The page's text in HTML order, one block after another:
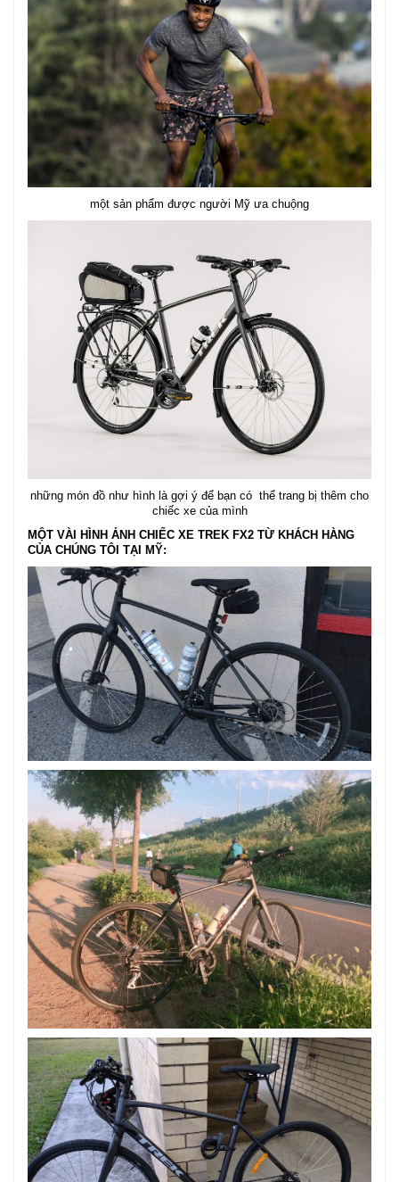
một sản phẩm được người Mỹ ưa chuộng
những món đồ như hình là gợi ý để bạn có thể trang bị thêm cho
chiếc xe của mình
MỘT VÀI HÌNH ẢNH CHIẾC XE TREK FX2 TỪ KHÁCH HÀNG
CỦA CHÚNG TÔI TẠI MỸ: